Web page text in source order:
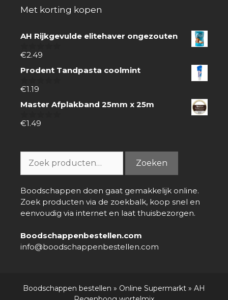
Met korting kopen
AH Rijkgevulde elitehaver ongezouten
0
5
€2.49
Prodent Tandpasta coolmint
0
5
€1.19
Master Afplakband 25mm x 25m
0
€1.49
naar:
Zoeken
Boodschappen doen gaat gemakkelijk online.
Zoek producten via de zoekbalk, koop snel en
eenvoudig via internet en laat thuisbezorgen.
Boodschappenbestellen.com
info@boodschappenbestellen.com
Boodschappen bestellen » Online Supermarkt » AH